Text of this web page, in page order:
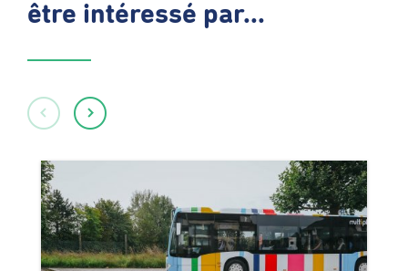
être intéressé par...